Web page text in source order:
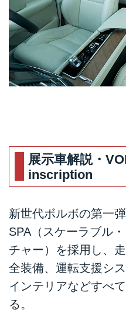
展示車解説・
inscription
新世代ボルボの第一
SPA（スケーラブル
チャー）を採用し、
全装備、運転支援シ
インテリアなどすべ
る。